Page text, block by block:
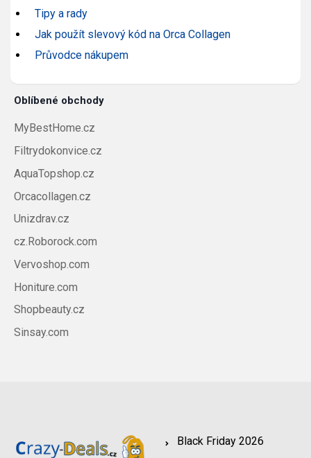
Tipy a rady
Jak použít slevový kód na Orca Collagen
Průvodce nákupem
Oblíbené obchody
MyBestHome.cz
Filtrydokonvice.cz
AquaTopshop.cz
Orcacollagen.cz
Unizdrav.cz
cz.Roborock.com
Vervoshop.com
Honiture.com
Shopbeauty.cz
Sinsay.com
Black Friday 2026